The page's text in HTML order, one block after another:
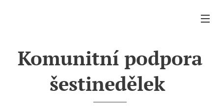
Komunitní podpora
šestinedělek